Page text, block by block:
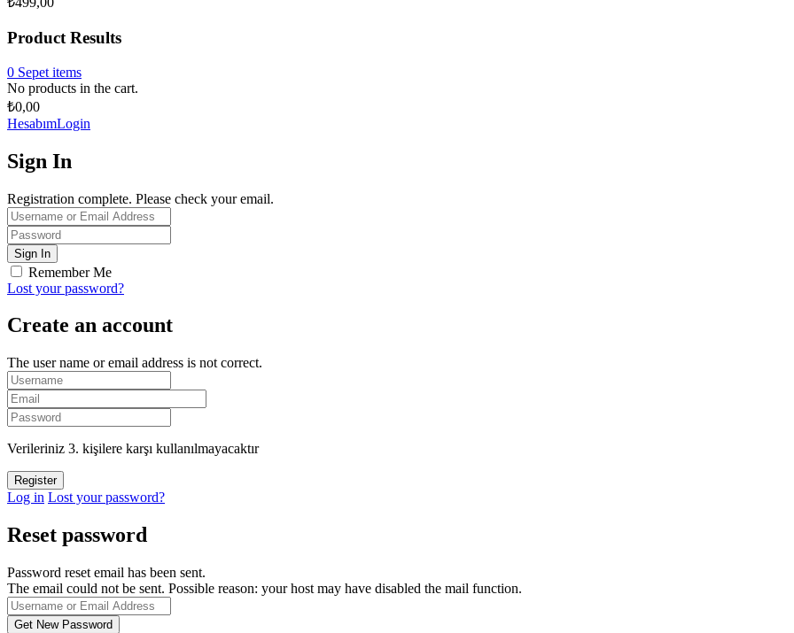
Product Results
0 Sepet items
No products in the cart.
₺0,00
HesabımLogin
Sign In
Registration complete. Please check your email.
Remember Me
Lost your password?
Create an account
The user name or email address is not correct.
Verileriniz 3. kişilere karşı kullanılmayacaktır
Log in Lost your password?
Reset password
Password reset email has been sent.
The email could not be sent. Possible reason: your host may have disabled the mail function.